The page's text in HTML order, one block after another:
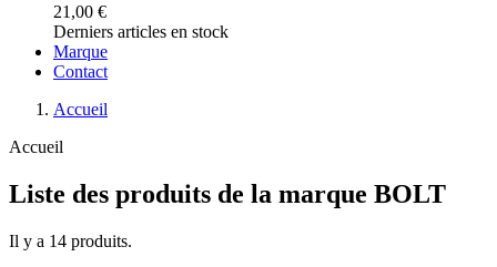
21,00 €
Derniers articles en stock
Marque
Contact
Accueil
Accueil
Liste des produits de la marque BOLT
Il y a 14 produits.